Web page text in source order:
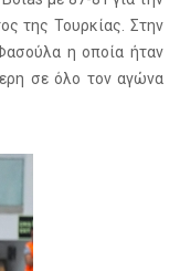
της Τουρκίας. Στην
η οποία ήταν
σε όλο τον αγώνα